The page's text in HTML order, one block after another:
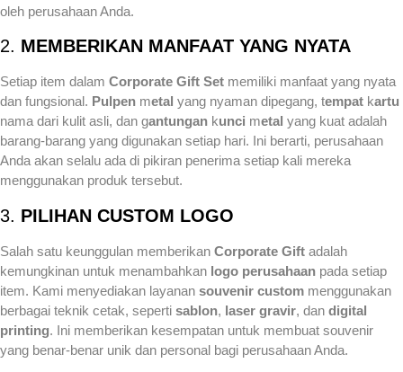
oleh perusahaan Anda.
2. MEMBERIKAN MANFAAT YANG NYATA
Setiap item dalam Corporate Gift Set memiliki manfaat yang nyata
dan fungsional. Pulpen metal yang nyaman dipegang, tempat kartu
nama dari kulit asli, dan gantungan kunci metal yang kuat adalah
barang-barang yang digunakan setiap hari. Ini berarti, perusahaan
Anda akan selalu ada di pikiran penerima setiap kali mereka
menggunakan produk tersebut.
3. PILIHAN CUSTOM LOGO
Salah satu keunggulan memberikan Corporate Gift adalah
kemungkinan untuk menambahkan logo perusahaan pada setiap
item. Kami menyediakan layanan souvenir custom menggunakan
berbagai teknik cetak, seperti sablon, laser gravir, dan digital
printing. Ini memberikan kesempatan untuk membuat souvenir
yang benar-benar unik dan personal bagi perusahaan Anda.